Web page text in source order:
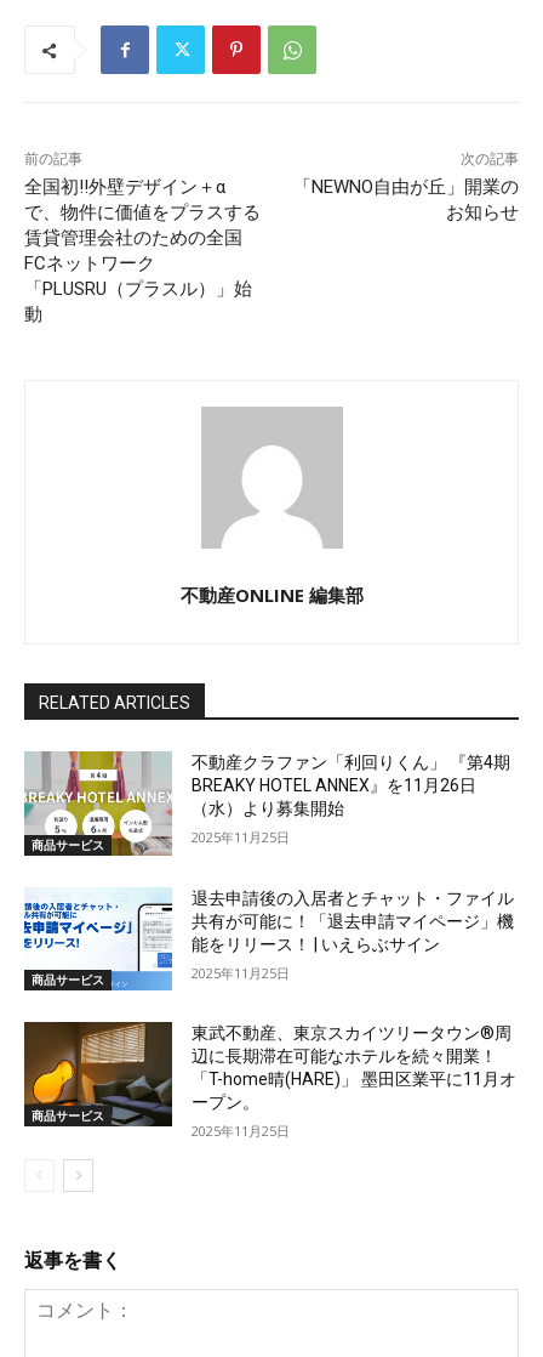
前の記事
全国初!!外壁デザイン＋α
で、物件に価値をプラスする
賃貸管理会社のための全国
FCネットワーク
「PLUSRU（プラスル）」始
動
次の記事
「NEWNO自由が丘」開業の
お知らせ
不動産ONLINE 編集部
RELATED ARTICLES
商品サービス
不動産クラファン「利回りくん」 『第4期
BREAKY HOTEL ANNEX』を11月26日
（水）より募集開始
2025年11月25日
商品サービス
退去申請後の入居者とチャット・ファイル
共有が可能に！「退去申請マイページ」機
能をリリース！ | いえらぶサイン
2025年11月25日
商品サービス
東武不動産、東京スカイツリータウン®周
辺に長期滞在可能なホテルを続々開業！
「T-home晴(HARE)」 墨田区業平に11月オ
ープン。
2025年11月25日
返事を書く